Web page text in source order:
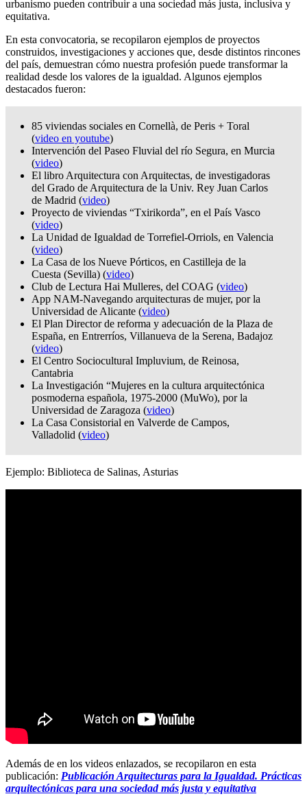
urbanismo pueden contribuir a una sociedad más justa, inclusiva y
equitativa.
En esta convocatoria, se recopilaron ejemplos de proyectos
construidos, investigaciones y acciones que, desde distintos rincones
del país, demuestran cómo nuestra profesión puede transformar la
realidad desde los valores de la igualdad. Algunos ejemplos
destacados fueron:
85 viviendas sociales en Cornellà, de Peris + Toral
(video en youtube)
Intervención del Paseo Fluvial del río Segura, en Murcia
(video)
El libro Arquitectura con Arquitectas, de investigadoras
del Grado de Arquitectura de la Univ. Rey Juan Carlos
de Madrid (video)
Proyecto de viviendas “Txirikorda”, en el País Vasco
(video)
La Unidad de Igualdad de Torrefiel-Orriols, en Valencia
(video)
La Casa de los Nueve Pórticos, en Castilleja de la
Cuesta (Sevilla) (video)
Club de Lectura Hai Mulleres, del COAG (video)
App NAM-Navegando arquitecturas de mujer, por la
Universidad de Alicante (video)
El Plan Director de reforma y adecuación de la Plaza de
España, en Entrerríos, Villanueva de la Serena, Badajoz
(video)
El Centro Sociocultural Impluvium, de Reinosa,
Cantabria
La Investigación “Mujeres en la cultura arquitectónica
posmoderna española, 1975-2000 (MuWo), por la
Universidad de Zaragoza (video)
La Casa Consistorial en Valverde de Campos,
Valladolid (video)
Ejemplo: Biblioteca de Salinas, Asturias
Además de en los videos enlazados, se recopilaron en esta
publicación: Publicación Arquitecturas para la Igualdad. Prácticas
arquitectónicas para una sociedad más justa y equitativa